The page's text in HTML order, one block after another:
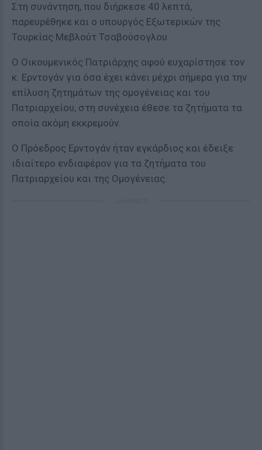
Στη συνάντηση, που διήρκεσε 40 λεπτά,
παρευρέθηκε και ο υπουργός Εξωτερικών της
Τουρκίας Μεβλούτ Τσαβούσογλου.
Ο Οικουμενικός Πατριάρχης αφού ευχαρίστησε τον
κ. Ερντογάν για όσα έχει κάνει μέχρι σήμερα για την
επίλυση ζητημάτων της ομογένειας και του
Πατριαρχείου, στη συνέχεια έθεσε τα ζητήματα τα
οποία ακόμη εκκρεμούν.
Ο Πρόεδρος Ερντογάν ήταν εγκάρδιος και έδειξε
ιδιαίτερο ενδιαφέρον για τα ζητήματα του
Πατριαρχείου και της Ομογένειας.